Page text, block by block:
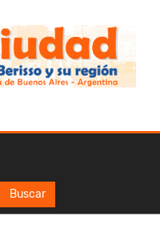
Buscar